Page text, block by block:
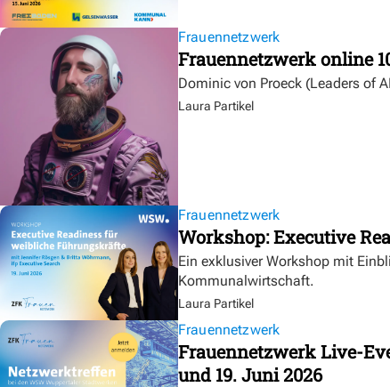
Frauennetzwerk
Frauennetzwerk online
Dominic von Proeck (Leaders of
Laura Partikel
Frauennetzwerk
Workshop: Executive
Ein exklusiver Workshop mit
Kommunalwirtschaft.
Laura Partikel
Frauennetzwerk
Frauennetzwerk Live-
und 19. Juni 2026